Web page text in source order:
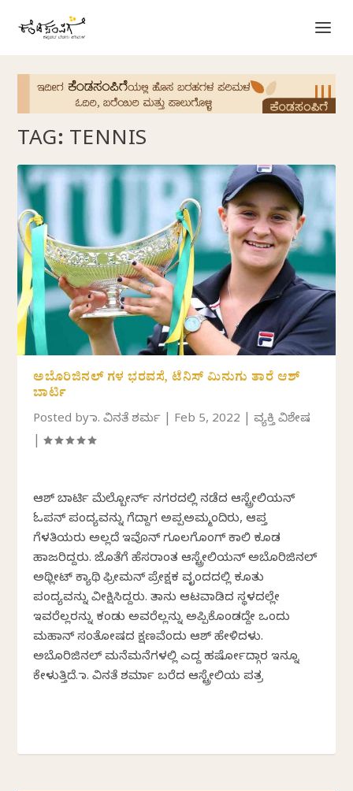
TAG: TENNIS
ಅಬೊರಿಜಿನಲ್ ಗಳ ಭರವಸೆ, ಟೆನಿಸ್ ಮಿನುಗು ತಾರೆ ಆಶ್
ಬಾರ್ಟಿ
Posted byಡಾ. ವಿನತೆ ಶರ್ಮ Feb 5, 2022 |ವ್ಯಕ್ತಿ ವಿಶೇಷ
|
ಆಶ್ ಬಾರ್ಟಿ ಮೆಲ್ಬೋರ್ನ್ ನಗರದಲ್ಲಿ ನಡೆದ ಆಸ್ಟ್ರೇಲಿಯನ್
ಓಪನ್ ಪಂದ್ಯವನ್ನು ಗೆದ್ದಾಗ ಅಪ್ಪಅಮ್ಮಂದಿರು, ಆಪ್ತ
ಗೆಳತಿಯರು ಅಲ್ಲದೆ ಇವೊನ್ ಗೂಲಗೊಂಗ್ ಕಾಲಿ ಕೂಡ
ಹಾಜರಿದ್ದರು. ಜೊತೆಗೆ ಹೆಸರಾಂತ ಆಸ್ಟ್ರೇಲಿಯನ್ ಅಬೊರಿಜಿನಲ್
ಅಥ್ಲೀಟ್ ಕ್ಯಾಥಿ ಫ್ರೀಮನ್ ಪ್ರೇಕ್ಷಕ ವೃಂದದಲ್ಲಿ ಕೂತು
ಪಂದ್ಯವನ್ನು ವೀಕ್ಷಿಸಿದ್ದರು. ತಾನು ಆಟವಾಡಿದ ಸ್ಥಳದಲ್ಲೇ
ಇವರೆಲ್ಲರನ್ನು ಕಂಡು ಅವರೆಲ್ಲನ್ನು ಅಪ್ಪಿಕೊಂಡದ್ದೇ ಒಂದು
ಮಹಾನ್ ಸಂತೋಷದ ಕ್ಷಣವೆಂದು ಆಶ್ ಹೇಳಿದಳು.
ಅಬೊರಿಜಿನಲ್ ಮನೆಮನೆಗಳಲ್ಲಿ ಎದ್ದ ಹರ್ಷೋದ್ಗಾರ ಇನ್ನೂ
ಕೇಳುತ್ತಿದೆ. ಡಾ. ವಿನತೆ ಶರ್ಮಾ ಬರೆದ ಆಸ್ಟ್ರೇಲಿಯ ಪತ್ರ